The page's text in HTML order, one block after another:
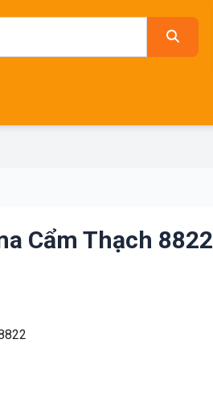
Cẩm Thạch 8822